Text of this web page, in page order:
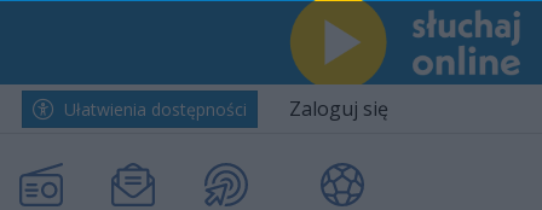
Ułatwienia dostępności Zaloguj się